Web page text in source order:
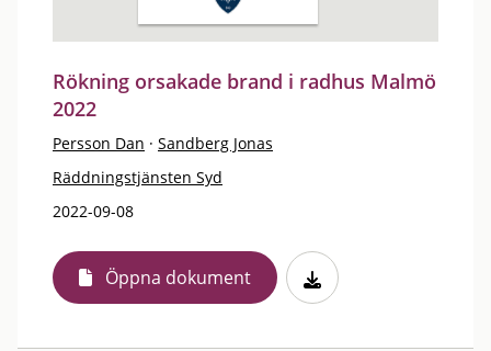
Rökning orsakade brand i radhus Malmö
2022
Persson Dan · Sandberg Jonas
Räddningstjänsten Syd
2022-09-08
Öppna dokument